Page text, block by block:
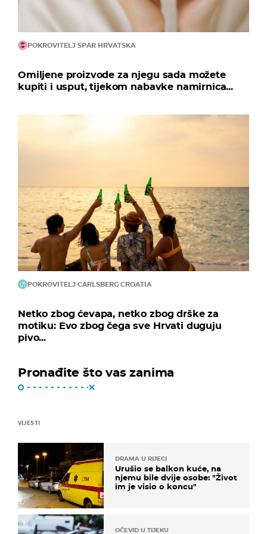
POKROVITELJ SPAR HRVATSKA
Omiljene proizvode za njegu sada možete
kupiti i usput, tijekom nabavke namirnica...
POKROVITELJ CARLSBERG CROATIA
Netko zbog ćevapa, netko zbog drške za
motiku: Evo zbog čega sve Hrvati duguju
pivo...
Pronađite što vas zanima
VIJESTI
DRAMA U RIJECI
Urušio se balkon kuće, na
njemu bile dvije osobe: "Život
im je visio o koncu"
OČEVID U TIJEKU